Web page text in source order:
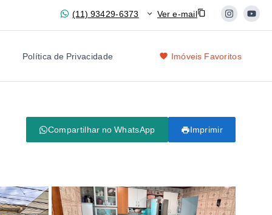
(11) 93429-6373 Ver e-mail
Política de Privacidade Imóveis Favoritos
Compartilhar no WhatsApp Imprimir